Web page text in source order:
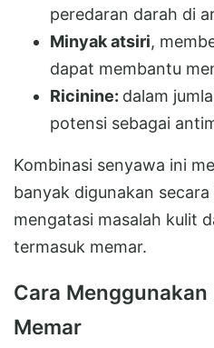
peredaran darah di
Minyak atsiri,
dapat membantu
Ricinine: dalam
potensi sebagai
Kombinasi senyawa ini
banyak digunakan
mengatasi masalah kulit
termasuk memar.
Cara
Memar